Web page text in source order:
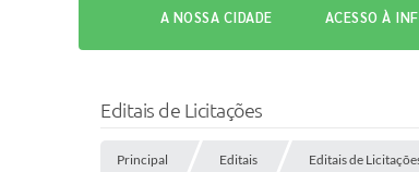
A NOSSA CIDADE ACESSO À
Editais de Licitações
Principal Editais Editais de